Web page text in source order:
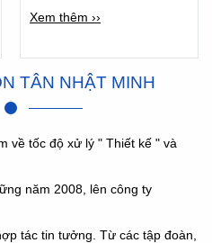
Xem thêm ››
TÂN NHẬT MINH
về tốc độ xử lý " Thiết kế " và
năm 2008, lên công ty
tác tin tưởng. Từ các tập đoàn,